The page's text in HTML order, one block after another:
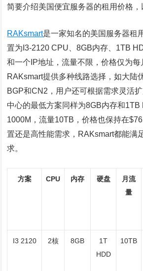
简要介绍美国便宜服务器的租用价格，
RAKsmart是一家知名的美国服务器租
置为I3-2120 CPU、8GB内存、1TB
和一个IP地址，流量不限，价格仅为每
RAKsmart提供多种线路选择，如大陆
BGP和CN2，用户还可根据需求灵活
中心的最低方案同样为8GB内存和1TB
1000M，流量10TB，价格也保持在
置还是高性能需求，RAKsmart都能满
求。
方案 CPU 内存 硬盘
月流
量
I3 2120 2核 8GB
1T
HDD
10TB